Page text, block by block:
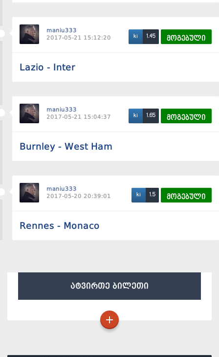
maniu333
2017-05-21 15:12:20
ki 1.45 მოგებული
Lazio - Inter
maniu333
2017-05-21 15:04:37
ki 1.65 მოგებული
Burnley - West Ham
maniu333
2017-05-20 20:39:01
ki 1.5 მოგებული
Rennes - Monaco
ატვირთე ბილეთი